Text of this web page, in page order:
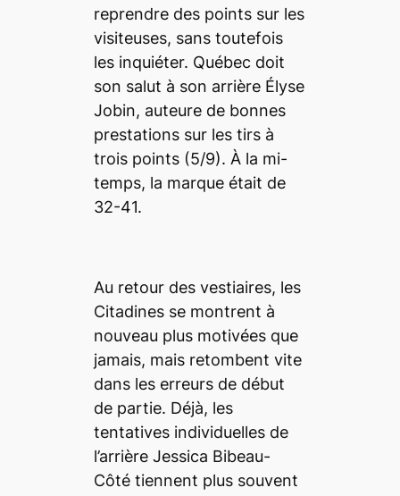
reprendre des points sur les
visiteuses, sans toutefois
les inquiéter. Québec doit
son salut à son arrière Élyse
Jobin, auteure de bonnes
prestations sur les tirs à
trois points (5/9). À la mi-
temps, la marque était de
32-41.
Au retour des vestiaires, les
Citadines se montrent à
nouveau plus motivées que
jamais, mais retombent vite
dans les erreurs de début
de partie. Déjà, les
tentatives individuelles de
l’arrière Jessica Bibeau-
Côté tiennent plus souvent